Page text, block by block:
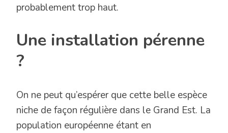
probablement trop haut.
Une installation pérenne
?
On ne peut qu’espérer que cette belle espèce
niche de façon régulière dans le Grand Est. La
population européenne étant en